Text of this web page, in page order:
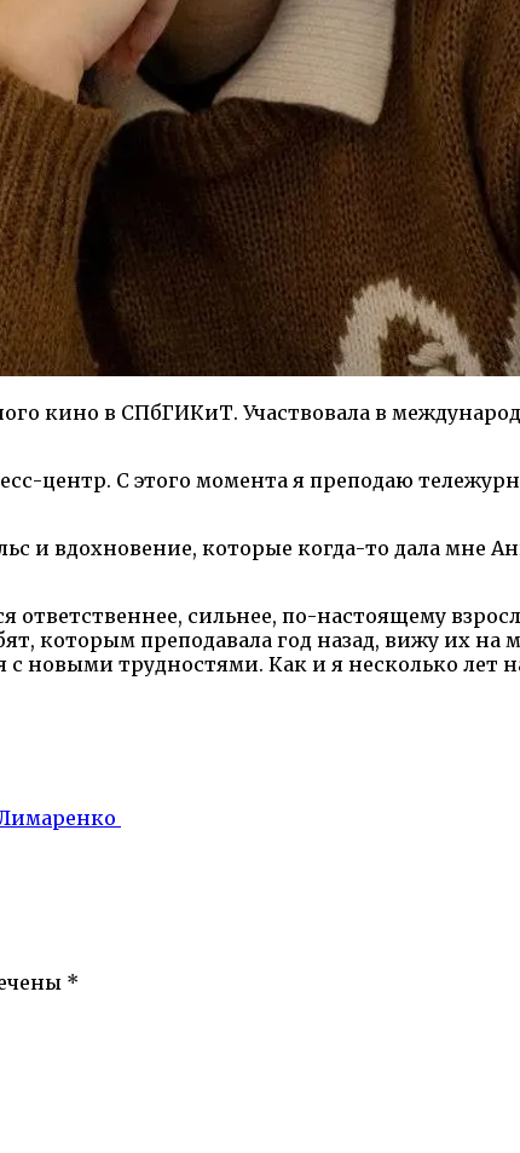
кино в СПбГИКиТ. Участвовала в
центр. С этого момента я преподаю
и вдохновение, которые когда-то дала мне
сильнее, по-настоящему
которым преподавала год назад, вижу их на
новыми трудностями. Как и я несколько лет
*